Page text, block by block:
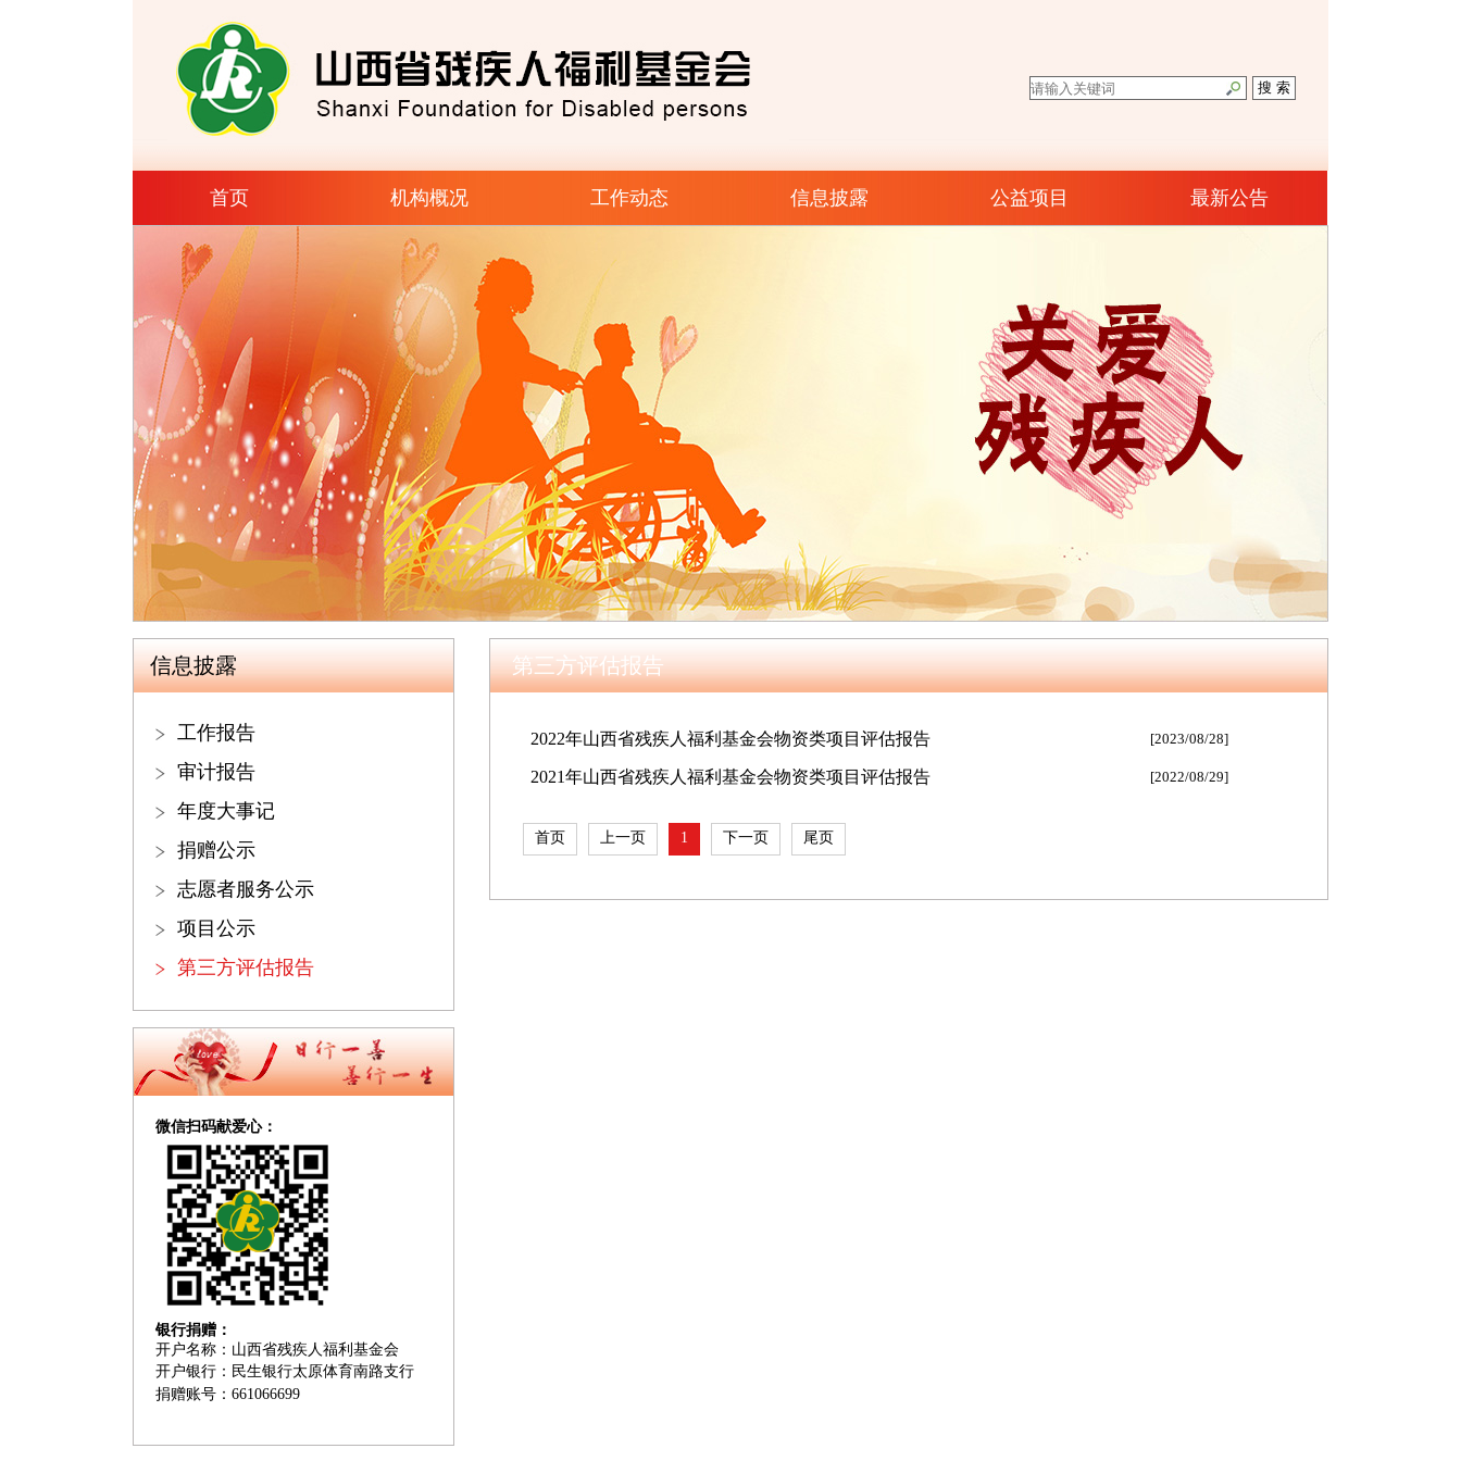
首页 机构概况 工作动态 信息披露 公益项目 最新公告
信息披露
工作报告
审计报告
年度大事记
捐赠公示
志愿者服务公示
项目公示
第三方评估报告
微信扫码献爱心：
银行捐赠：
开户名称：山西省残疾人福利基金会
开户银行：民生银行太原体育南路支行
捐赠账号：661066699
第三方评估报告
[2023/08/28]
2022年山西省残疾人福利基金会物资类项目评估报告
[2022/08/29]
2021年山西省残疾人福利基金会物资类项目评估报告
首页 上一页 1 下一页 尾页